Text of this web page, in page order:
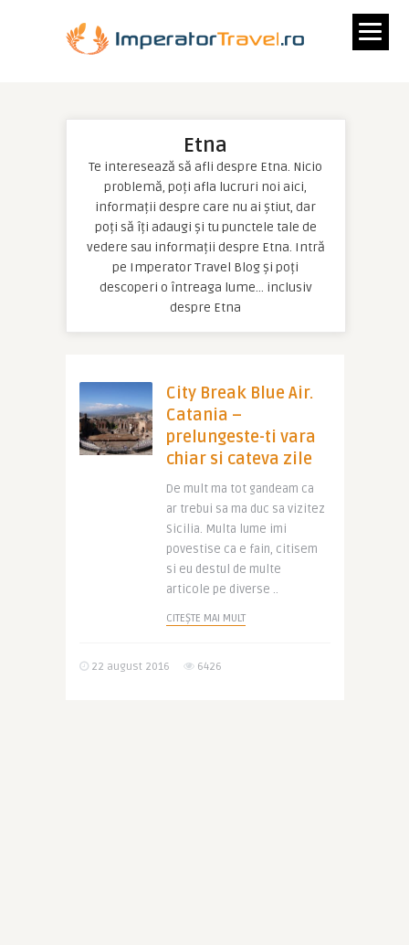
Etna
Te interesează să afli despre Etna. Nicio
problemă, poți afla lucruri noi aici,
informații despre care nu ai știut, dar
poți să îți adaugi și tu punctele tale de
vedere sau informații despre Etna. Intră
pe Imperator Travel Blog și poți
descoperi o întreaga lume… inclusiv
despre Etna
City Break Blue Air.
Catania –
prelungeste-ti vara
chiar si cateva zile
De mult ma tot gandeam ca
ar trebui sa ma duc sa vizitez
Sicilia. Multa lume imi
povestise ca e fain, citisem
si eu destul de multe
articole pe diverse ..
CITEȘTE MAI MULT
22 august 2016 6426